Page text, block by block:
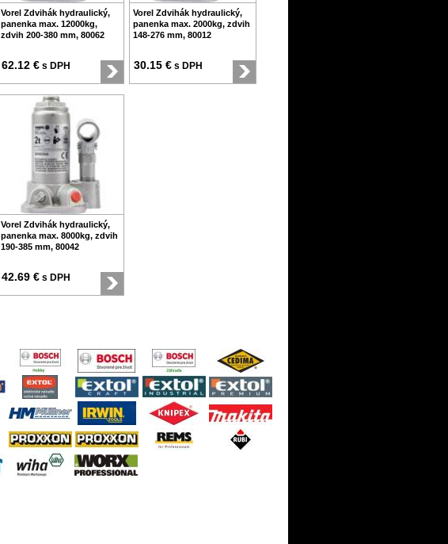
Vorel Zdvihák hydraulický,
panenka max. 12000kg,
zdvih 200-380 mm, 80062
62.12 € s DPH
Vorel Zdvihák hydraulický,
panenka max. 2000kg, zdvih
148-276 mm, 80012
30.15 € s DPH
Vorel Zdvihák hydraulický,
panenka max. 8000kg, zdvih
190-385 mm, 80042
42.69 € s DPH